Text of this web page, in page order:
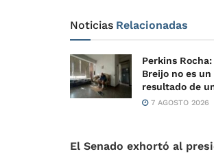
Noticias Relacionadas
Perkins
Breijo no es
resultado de
7 AGOSTO 2026
El Senado exhortó al